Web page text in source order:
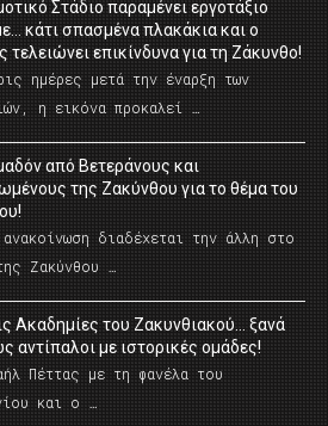
Στάδιο παραμένει εργοτάξιο
κάτι σπασμένα πλακάκια και ο
τελειώνει επικίνδυνα για τη Ζάκυνθο!
ημέρες μετά την έναρξη των
η εικόνα προκαλεί …
από Βετεράνους και
της Ζακύνθου για το θέμα του
διαδέχεται την άλλη στο
Ζακύνθου …
Ακαδημίες του Ζακυνθιακού… ξανά
αντίπαλοι με ιστορικές ομάδες!
Πέττας με τη φανέλα του
και ο …